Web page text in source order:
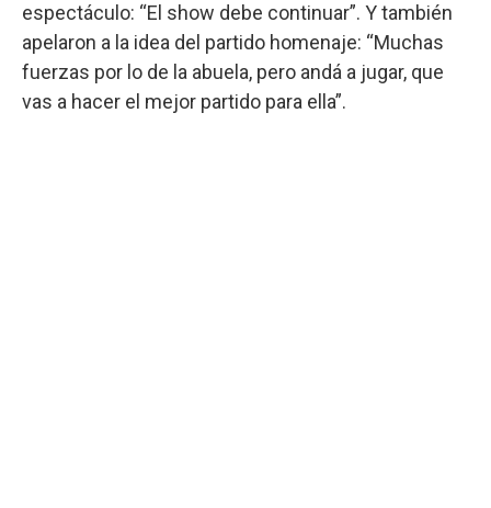
espectáculo: “El show debe continuar”. Y también
apelaron a la idea del partido homenaje: “Muchas
fuerzas por lo de la abuela, pero andá a jugar, que
vas a hacer el mejor partido para ella”.